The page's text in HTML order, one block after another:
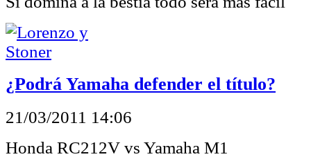
¿Podrá Yamaha defender el título?
21/03/2011 14:06
Honda RC212V vs Yamaha M1